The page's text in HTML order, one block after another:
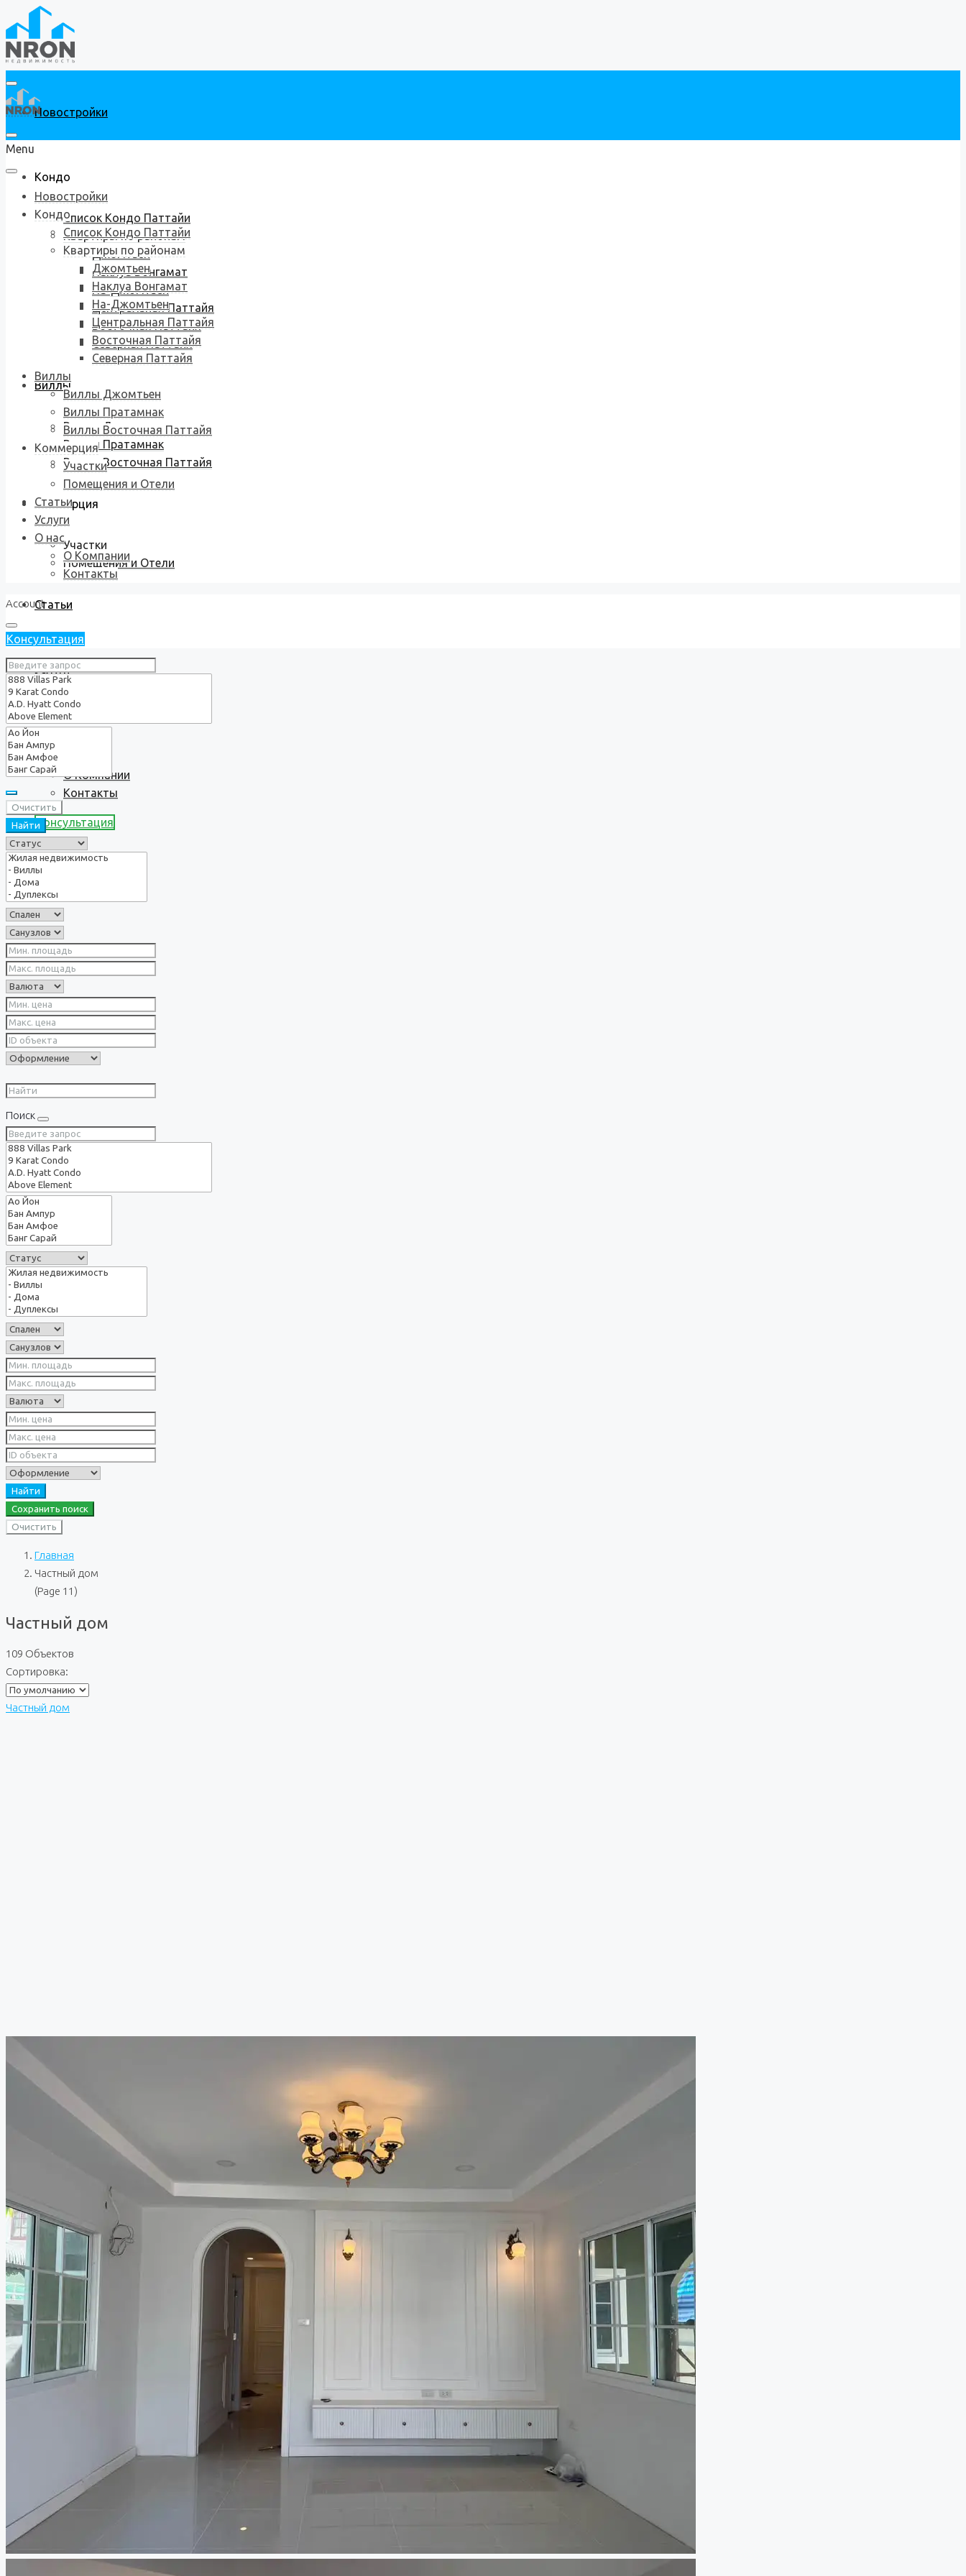
Новостройки
Кондо
Список Кондо Паттайи
Квартиры по районам
Джомтьен
Наклуа Вонгамат
На-Джомтьен
Центральная Паттайя
Восточная Паттайя
Северная Паттайя
Виллы
Виллы Джомтьен
Виллы Пратамнак
Виллы Восточная Паттайя
Коммерция
Участки
Помещения и Отели
Статьи
Услуги
О нас
О Компании
Контакты
Консультация
Menu
Новостройки
Кондо
Список Кондо Паттайи
Квартиры по районам
Джомтьен
Наклуа Вонгамат
На-Джомтьен
Центральная Паттайя
Восточная Паттайя
Северная Паттайя
Виллы
Виллы Джомтьен
Виллы Пратамнак
Виллы Восточная Паттайя
Коммерция
Участки
Помещения и Отели
Статьи
Услуги
О нас
О Компании
Контакты
Account
Консультация
Очистить
Найти
Поиск
Найти
Сохранить поиск
Очистить
Главная
Частный дом
(Page 11)
Частный дом
109 Объектов
Сортировка:
Частный дом